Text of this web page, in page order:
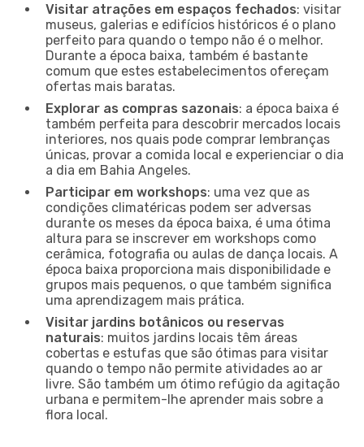
Visitar atrações em espaços fechados: visitar
museus, galerias e edifícios históricos é o plano
perfeito para quando o tempo não é o melhor.
Durante a época baixa, também é bastante
comum que estes estabelecimentos ofereçam
ofertas mais baratas.
Explorar as compras sazonais: a época baixa é
também perfeita para descobrir mercados locais
interiores, nos quais pode comprar lembranças
únicas, provar a comida local e experienciar o dia
a dia em Bahia Angeles.
Participar em workshops: uma vez que as
condições climatéricas podem ser adversas
durante os meses da época baixa, é uma ótima
altura para se inscrever em workshops como
cerâmica, fotografia ou aulas de dança locais. A
época baixa proporciona mais disponibilidade e
grupos mais pequenos, o que também significa
uma aprendizagem mais prática.
Visitar jardins botânicos ou reservas
naturais: muitos jardins locais têm áreas
cobertas e estufas que são ótimas para visitar
quando o tempo não permite atividades ao ar
livre. São também um ótimo refúgio da agitação
urbana e permitem-lhe aprender mais sobre a
flora local.